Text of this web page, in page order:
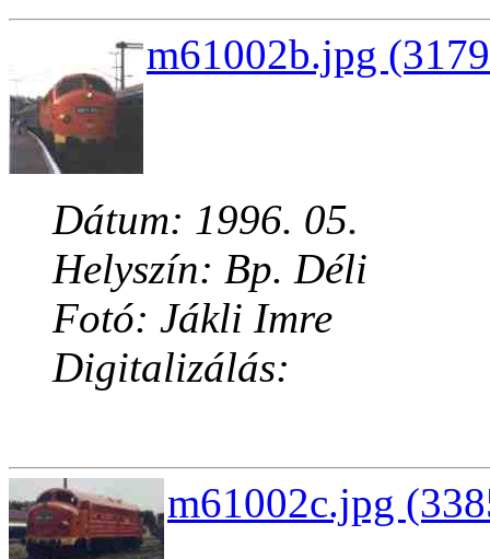
m61002b.jpg
Dátum: 1996. 05.
Helyszín: Bp. Déli
Fotó: Jákli Imre
Digitalizálás:
m61002c.jpg